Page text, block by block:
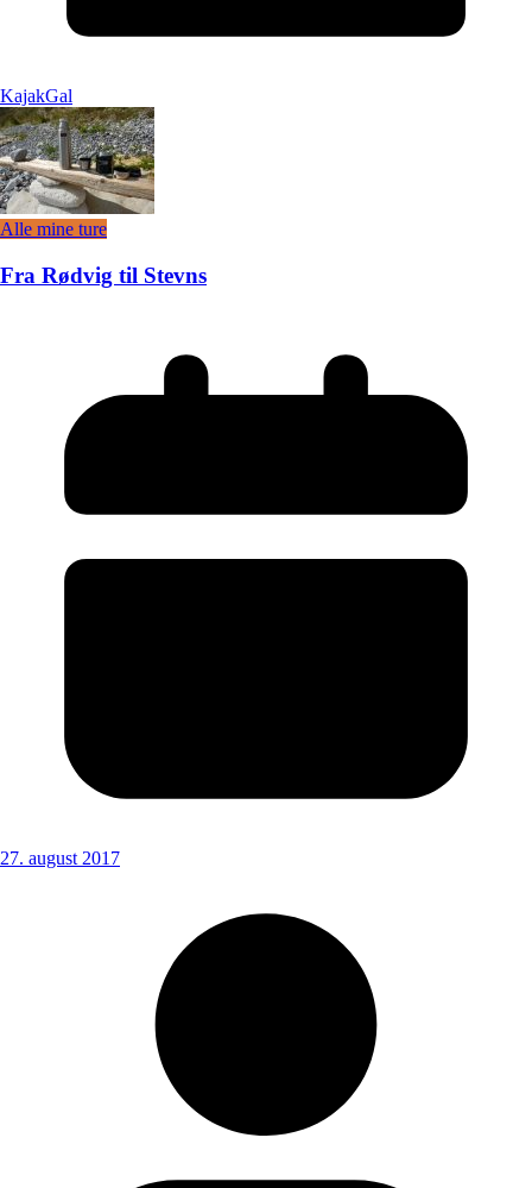
KajakGal
Alle mine ture
Fra Rødvig til Stevns
27. august 2017